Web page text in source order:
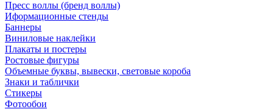
Пресс воллы (бренд воллы)
Иформационные стенды
Баннеры
Виниловые наклейки
Плакаты и постеры
Ростовые фигуры
Объемные буквы, вывески, световые короба
Знаки и таблички
Стикеры
Фотообои